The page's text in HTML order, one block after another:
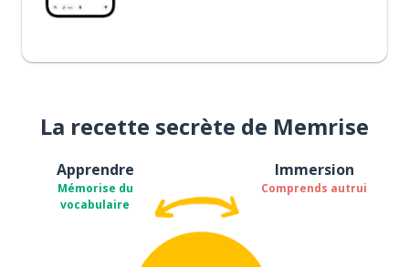
La recette secrète de Memrise
Apprendre
Mémorise du
vocabulaire
Immersion
Comprends autrui